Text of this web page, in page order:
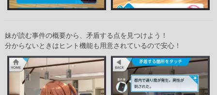
妹が読む事件の概要から、矛盾する点を見つけよう！
分からないときはヒント機能も用意されているので安心！